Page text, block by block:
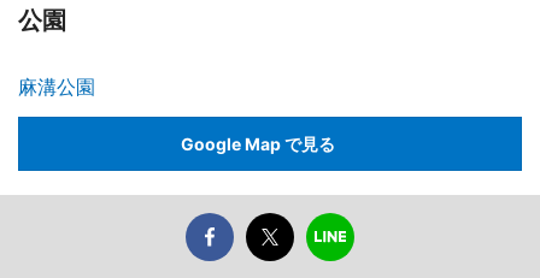
公園
麻溝公園
Google Map で見る